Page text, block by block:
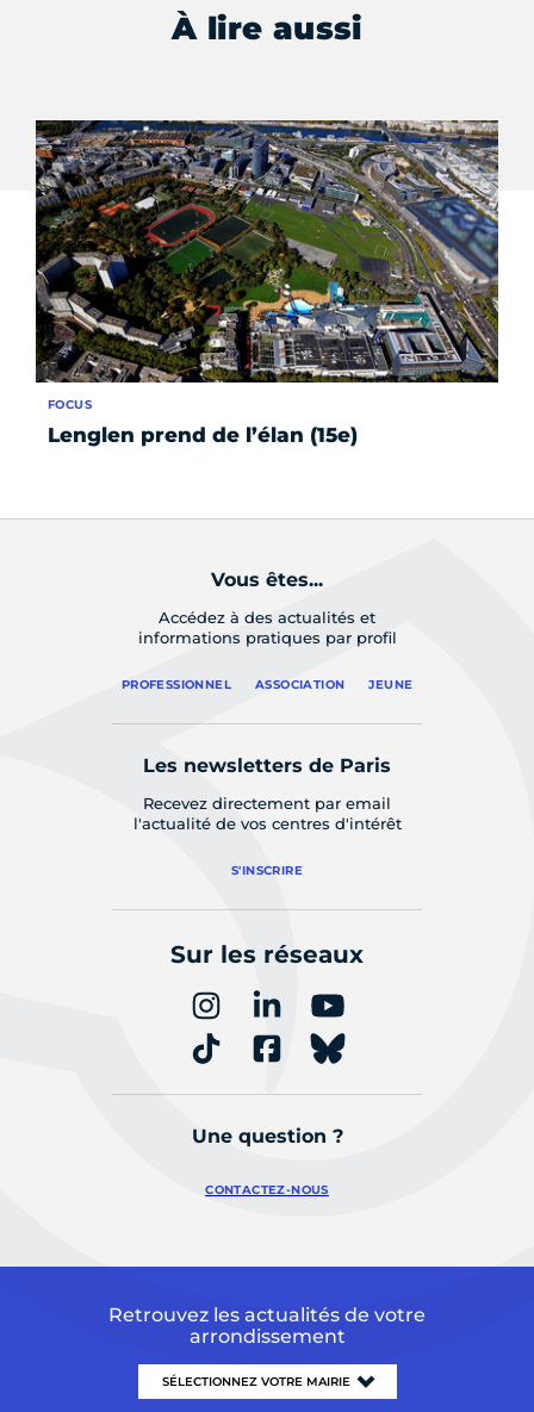
À lire aussi
Lenglen prend de l’élan (15e)
FOCUS
Vous êtes...
Accédez à des actualités et
informations pratiques par profil
PROFESSIONNEL ASSOCIATION JEUNE
Les newsletters de Paris
Recevez directement par email
l'actualité de vos centres d'intérêt
S'INSCRIRE
Sur les réseaux
Une question ?
CONTACTEZ-NOUS
Retrouvez les actualités de votre
arrondissement